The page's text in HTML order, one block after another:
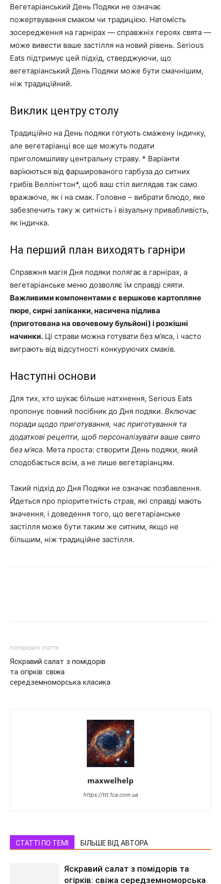
Вегетаріанський День Подяки не означає
пожертвування смаком чи традицією. Натомість
зосередження на гарнірах — справжніх героях свята —
може вивести ваше застілля на новий рівень. Serious
Eats підтримує цей підхід, стверджуючи, що
вегетаріанський День Подяки може бути смачнішим,
ніж традиційний.
Виклик центру столу
Традиційно на День подяки готують смажену індичку,
але вегетаріанці все ще можуть подати
приголомшливу центральну страву. * Варіанти
варіюються від фаршированого гарбуза до ситних
грибів Веллінгтон*, щоб ваш стіл виглядав так само
вражаюче, як і на смак. Головне – вибрати блюдо, яке
забезпечить таку ж ситність і візуальну привабливість,
як індичка.
На перший план виходять гарніри
Справжня магія Дня подяки полягає в гарнірах, а
вегетаріанське меню дозволяє їм справді сяяти.
Важливими компонентами є вершкове картопляне
пюре, сирні запіканки, насичена підлива
(приготована на овочевому бульйоні) і розкішні
начинки. Ці страви можна готувати без м’яса, і часто
виграють від відсутності конкуруючих смаків.
Наступні основи
Для тих, хто шукає більше натхнення, Serious Eats
пропонує повний посібник до Дня подяки. Включає
поради щодо приготування, час приготування та
додаткові рецепти, щоб персоналізувати ваше свято
без м’яса. Мета проста: створити День подяки, який
сподобається всім, а не лише вегетаріанцям.
Такий підхід до Дня Подяки не означає позбавлення.
Йдеться про пріоритетність страв, які справді мають
значення, і доведення того, що вегетаріанське
застілля може бути таким же ситним, якщо не
більшим, ніж традиційне застілля.
попередня стаття
Яскравий салат з помідорів
та огірків: свіжа
середземноморська класика
maxwelhelp
https://ttt.1ca.com.ua
СТАТТІ ПО ТЕМІ БІЛЬШЕ ВІД АВТОРА
Яскравий салат з помідорів та
огірків: свіжа середземноморська